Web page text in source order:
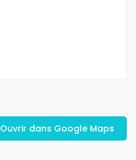
Ouvrir dans Google Maps